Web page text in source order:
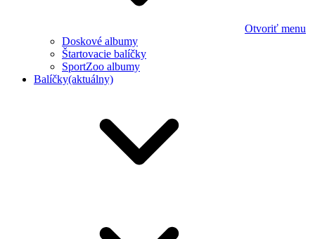
Otvoriť menu
Doskové albumy
Štartovacie balíčky
SportZoo albumy
Balíčky(aktuálny)